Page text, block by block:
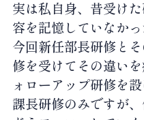
実は私自身、昔受け
容を記憶していなか
今回新任部長研修と
修を受けてその違い
ォローアップ研修を
課長研修のみですが